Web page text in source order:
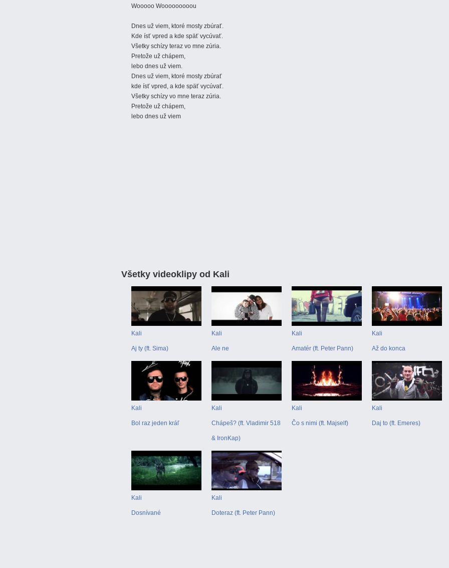
Wooooo Wooooooooou
Dnes už viem, ktoré mosty zbúrať.
Kde ísť vpred a kde späť vycúvať.
Všetky schízy teraz vo mne zúria.
Pretože už chápem,
lebo dnes už viem.
Dnes už viem, ktoré mosty zbúrať
kde ísť vpred, a kde späť vycúvať.
Všetky schízy vo mne teraz zúria.
Pretože už chápem,
lebo dnes už viem
Všetky videoklipy od Kali
Kali
Aj ty (ft. Sima)
Kali
Ale ne
Kali
Amatér (ft. Peter Pann)
Kali
Až do konca
Kali
Bol raz jeden kráľ
Kali
Chápeš? (ft. Vladimir 518
& IronKap)
Kali
Čo s nimi (ft. Majself)
Kali
Daj to (ft. Emeres)
Kali
Dosnívané
Kali
Doteraz (ft. Peter Pann)